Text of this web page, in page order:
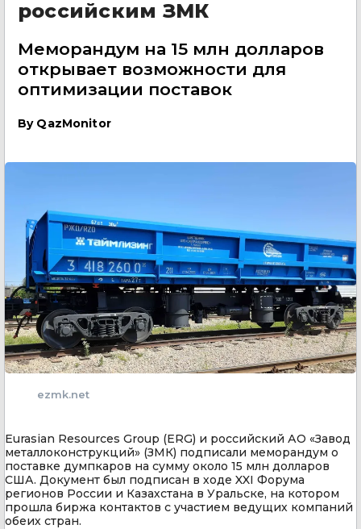
российским ЗМК
Меморандум на 15 млн долларов
открывает возможности для
оптимизации поставок
By QazMonitor
ezmk.net
Eurasian Resources Group (ERG) и российский АО «Завод
металлоконструкций» (ЗМК) подписали меморандум о
поставке думпкаров на сумму около 15 млн долларов
США. Документ был подписан в ходе XXI Форума
регионов России и Казахстана в Уральске, на котором
прошла биржа контактов с участием ведущих компаний
обеих стран.